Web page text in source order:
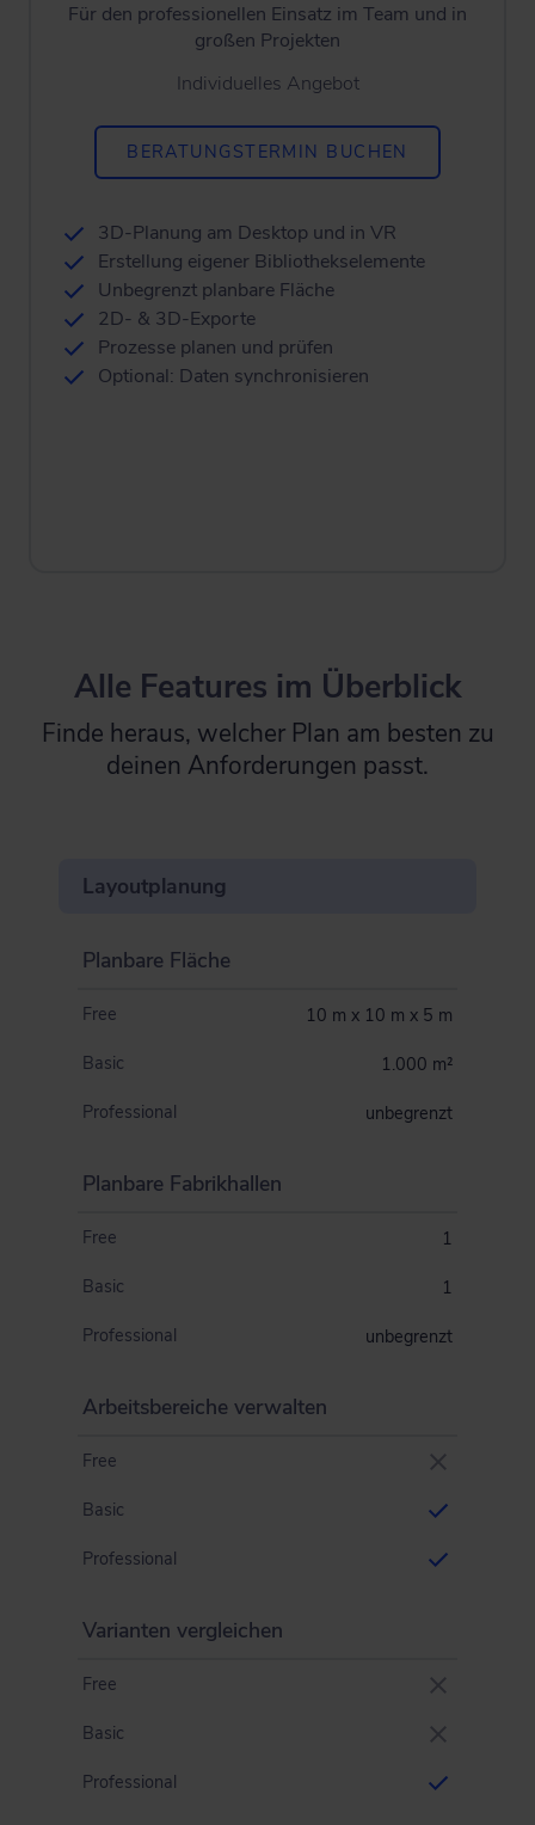
Für den professionellen Einsatz im Team und in
großen Projekten
Individuelles Angebot
BERATUNGSTERMIN BUCHEN
3D-Planung am Desktop und in VR
Erstellung eigener Bibliothekselemente
Unbegrenzt planbare Fläche
2D- & 3D-Exporte
Prozesse planen und prüfen
Optional: Daten synchronisieren
Alle Features im Überblick
Finde heraus, welcher Plan am besten zu
deinen Anforderungen passt.
Layoutplanung
Planbare Fläche
Free 10 m x 10 m x 5 m
Basic 1.000 m²
Professional unbegrenzt
Planbare Fabrikhallen
Free 1
Basic 1
Professional unbegrenzt
Arbeitsbereiche verwalten
Free
Basic
Professional
Varianten vergleichen
Free
Basic
Professional